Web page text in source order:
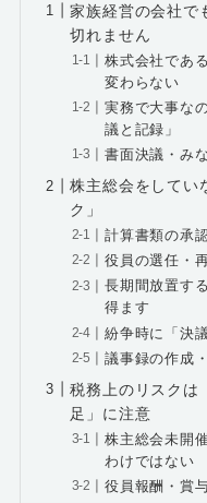
家族経営の会社で
切れません
株式会社であ
変わらない
実務で大事な
議と記録」
書面決議・み
株主総会をしてい
ク」
計算書類の承
役員の選任・
長期間放置す
得ます
紛争時に「決
議事録の作成
税務上のリスクは
足」に注意
株主総会未開
わけではない
役員報酬・賞